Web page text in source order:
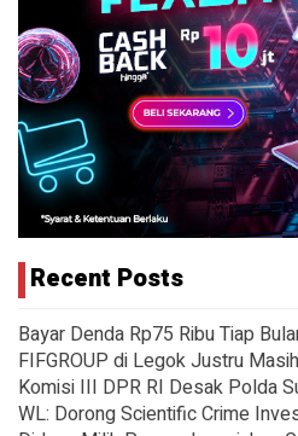
Recent Posts
Bayar Denda Rp75 Ribu Tiap
FIFGROUP di Legok Justru
Komisi III DPR RI Desak Polda
WL: Dorong Scientific Crime